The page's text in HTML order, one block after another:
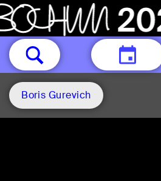
HEUTE
Boris Gurevich